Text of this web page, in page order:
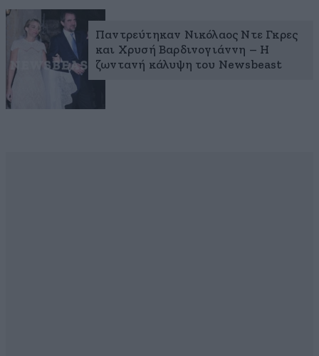
Παντρεύτηκαν Νικόλαος Ντε Γκρες
και Χρυσή Βαρδινογιάννη – Η
ζωντανή κάλυψη του Newsbeast